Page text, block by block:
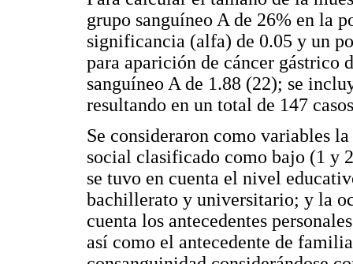
grupo sanguíneo A de 26% en la
significancia (alfa) de 0.05 y un
para aparición de cáncer gástrico
sanguíneo A de 1.88 (22); se
resultando en un total de 147
Se consideraron como variables
social clasificado como bajo (1 y
se tuvo en cuenta el nivel
bachillerato y universitario; y la
cuenta los antecedentes
así como el antecedente de